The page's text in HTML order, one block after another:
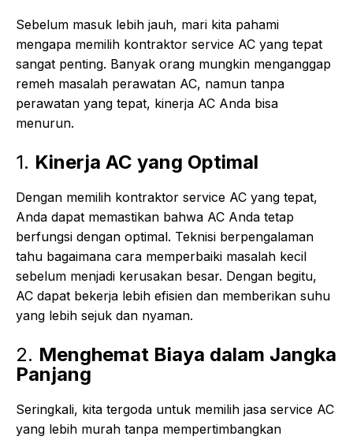
Sebelum masuk lebih jauh, mari kita pahami
mengapa memilih kontraktor service AC yang tepat
sangat penting. Banyak orang mungkin menganggap
remeh masalah perawatan AC, namun tanpa
perawatan yang tepat, kinerja AC Anda bisa
menurun.
1. Kinerja AC yang Optimal
Dengan memilih kontraktor service AC yang tepat,
Anda dapat memastikan bahwa AC Anda tetap
berfungsi dengan optimal. Teknisi berpengalaman
tahu bagaimana cara memperbaiki masalah kecil
sebelum menjadi kerusakan besar. Dengan begitu,
AC dapat bekerja lebih efisien dan memberikan suhu
yang lebih sejuk dan nyaman.
2. Menghemat Biaya dalam Jangka
Panjang
Seringkali, kita tergoda untuk memilih jasa service AC
yang lebih murah tanpa mempertimbangkan